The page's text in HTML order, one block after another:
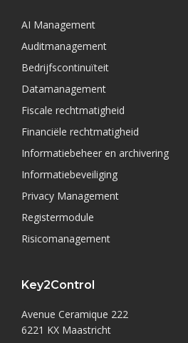
AI Management
Auditmanagement
Bedrijfscontinuïteit
Datamanagement
Fiscale rechtmatigheid
Financiële rechtmatigheid
Informatiebeheer en archivering
Informatiebeveiliging
Privacy Management
Registermodule
Risicomanagement
Key2Control
Avenue Ceramique 222
6221 KX Maastricht